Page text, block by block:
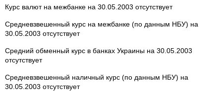
Курс валют на межбанке на 30.05.2003 отсутствует
Средневзвешенный курс на межбанке (по данным НБУ) на
30.05.2003 отсутствует
Средний обменный курс в банках Украины на 30.05.2003
отсутствует
Средневзвешенный наличный курс (по данным НБУ) на
30.05.2003 отсутствует